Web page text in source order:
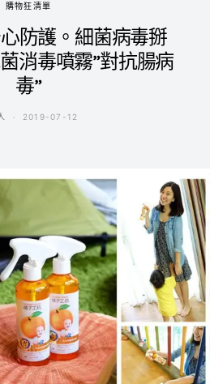
購物狂清單
防護。細菌病毒掰
消毒噴霧”對抗腸病
毒”
2019-07-12